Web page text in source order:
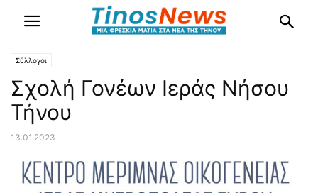
Σύλλογοι
Σχολή Γονέων Ιεράς Νήσου
Τήνου
13.01.2023